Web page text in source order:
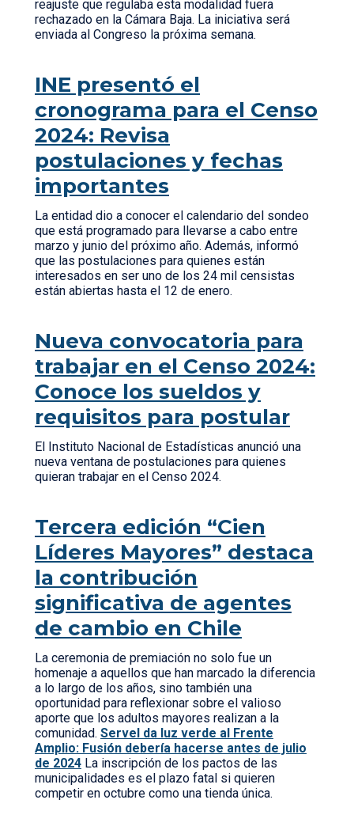
reajuste que regulaba esta modalidad fuera
rechazado en la Cámara Baja. La iniciativa será
enviada al Congreso la próxima semana.
INE presentó el
cronograma para el Censo
2024: Revisa
postulaciones y fechas
importantes
La entidad dio a conocer el calendario del sondeo
que está programado para llevarse a cabo entre
marzo y junio del próximo año. Además, informó
que las postulaciones para quienes están
interesados en ser uno de los 24 mil censistas
están abiertas hasta el 12 de enero.
Nueva convocatoria para
trabajar en el Censo 2024:
Conoce los sueldos y
requisitos para postular
El Instituto Nacional de Estadísticas anunció una
nueva ventana de postulaciones para quienes
quieran trabajar en el Censo 2024.
Tercera edición “Cien
Líderes Mayores” destaca
la contribución
significativa de agentes
de cambio en Chile
La ceremonia de premiación no solo fue un
homenaje a aquellos que han marcado la diferencia
a lo largo de los años, sino también una
oportunidad para reflexionar sobre el valioso
aporte que los adultos mayores realizan a la
comunidad. Servel da luz verde al Frente
Amplio: Fusión debería hacerse antes de julio
de 2024 La inscripción de los pactos de las
municipalidades es el plazo fatal si quieren
competir en octubre como una tienda única.